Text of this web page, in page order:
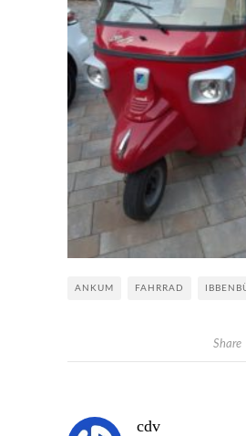
ANKUM FAHRRAD
Share
cdv